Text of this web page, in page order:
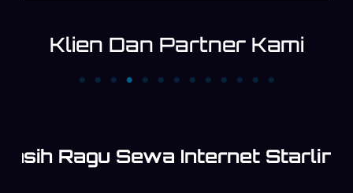
Klien Dan Partner Kami
PT. Cipta Megaswara
Televisi Kompas TV
PT. KATAMEDIA
INDONESIA
Ragu Sewa Internet